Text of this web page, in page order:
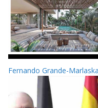
Fernando Grande-